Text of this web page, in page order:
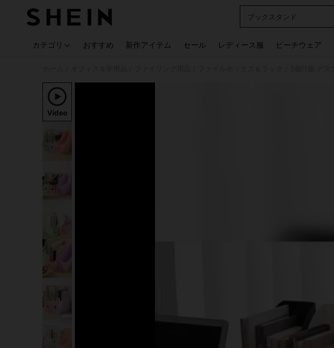
ブックスタンド
カテゴリ おすすめ 新作アイテム セール レディース服 ビーチウェア
Video